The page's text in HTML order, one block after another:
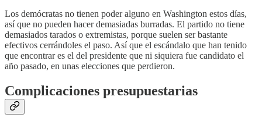
Los demócratas no tienen poder alguno en Washington estos días,
así que no pueden hacer demasiadas burradas. El partido no tiene
demasiados tarados o extremistas, porque suelen ser bastante
efectivos cerrándoles el paso. Así que el escándalo que han tenido
que encontrar es el del presidente que ni siquiera fue candidato el
año pasado, en unas elecciones que perdieron.
Complicaciones presupuestarias